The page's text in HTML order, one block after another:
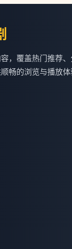
，覆盖热门推荐
畅的浏览与播放体